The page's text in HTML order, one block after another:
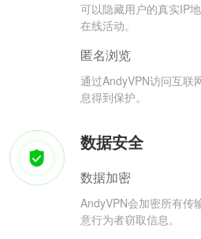
可以隐藏用户的真实IP
在线活动。
匿名浏览
通过AndyVPN访问互联
息得到保护。
数据安全
数据加密
AndyVPN会加密所有传
意行为者窃取信息。